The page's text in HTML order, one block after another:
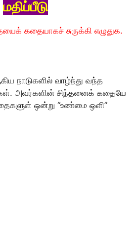
மதிப்பீடு
கதையாகச் சுருக்கி எழுதுக.
நாடுகளில் வாழ்ந்து வந்த
அவர்களின் சிந்தனைக் கதையே
ஒன்று “உண்மை ஒளி”